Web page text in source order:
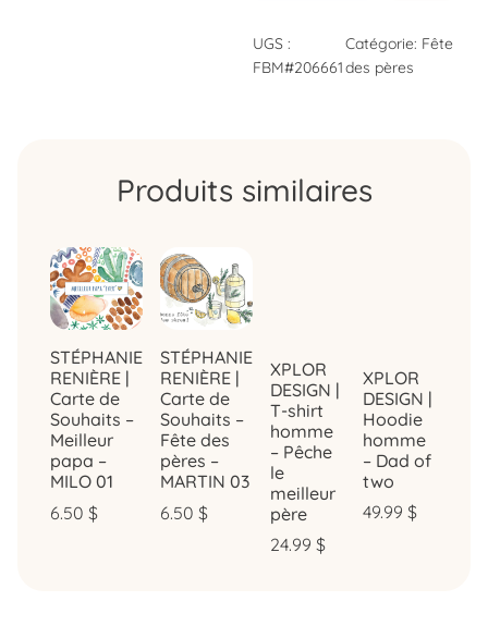
UGS :
FBM#206661
Catégorie: Fête
des pères
Produits similaires
STÉPHANIE
RENIÈRE |
Carte de
Souhaits –
Meilleur
papa –
MILO 01
6.50 $
STÉPHANIE
RENIÈRE |
Carte de
Souhaits –
Fête des
pères –
MARTIN 03
6.50 $
XPLOR
DESIGN |
T-shirt
homme
– Pêche
le
meilleur
père
24.99 $
XPLOR
DESIGN |
Hoodie
homme
– Dad of
two
49.99 $